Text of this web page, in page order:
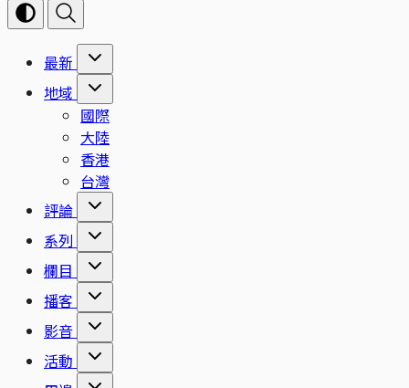
最新
地域
國際
大陸
香港
台灣
評論
系列
欄目
播客
影音
活動